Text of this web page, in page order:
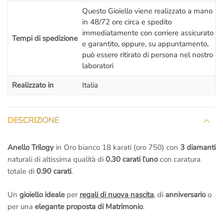
, una per ogni diamante.
al gambo dell’anello (massimo 25 caratteri)
– Confezione regalo.
– Spedizione assicurata e garantita: Sei tutelato al 100%, non
italiana seria, tutti gli acquisti sono regolarmente
contenente il tuo gioiello
parte dal nostro laboratorio orafo di
quando ti arriverà il pacchetto a casa!
– Rimessa a misura gratis se la sbagli: Se sbagli misura
mandiamo il corriere a ritirare il gioiello per
inciso.
–Diritto di recesso se il gioiello non ti piace
Tempi di spedizione
Questo Gioiello viene realizzato a mano
in 48/72 ore circa e spedito
immediatamente con corriere assicurato
e garantito, oppure, su appuntamento,
può essere ritirato di persona nel nostro
laboratori
Realizzato in
Italia
DESCRIZIONE
Anello Trilogyin Oro bianco 18 karati (oro 750) con 3 diamanti
naturali di altissima qualità di 0.30 carati l’unocon caratura
totale di 0.90 carati.
Un gioiello ideale per regali di nuova nascita, di anniversarioo
per una elegante proposta di Matrimonio.